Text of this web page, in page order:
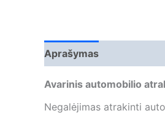
Aprašymas
Avarinis automobilio
Negalėjimas atrakinti